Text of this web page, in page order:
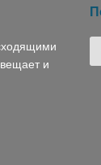
и